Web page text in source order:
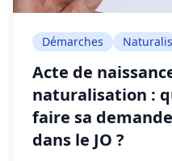
Démarches
Acte de
naturalisation :
faire sa
dans le JO ?